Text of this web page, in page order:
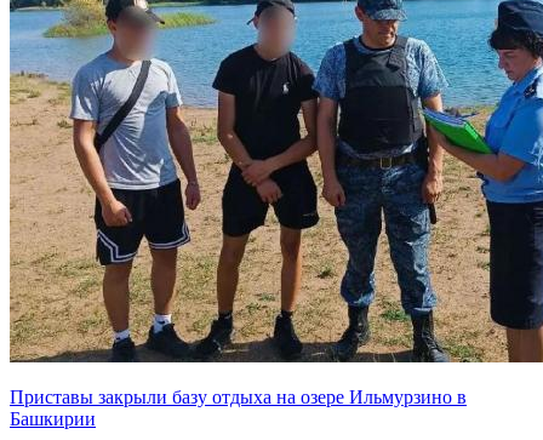
Приставы закрыли базу отдыха на озере Ильмурзино в
Башкирии